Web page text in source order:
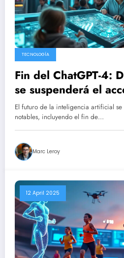
TECNOLOGÍA
Fin del ChatGPT-4:
se suspenderá el
El futuro de la inteligencia artificial
notables, incluyendo el fin de…
Marc Leroy
12 April 2025